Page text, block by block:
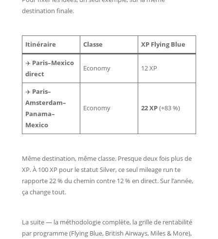
destination finale.
Itinéraire Classe XP Flying Blue
✈️ Paris–Mexico
direct
Economy 12 XP
✈️ Paris–
Amsterdam–
Panama–
Mexico
Economy 22 XP(+83 %)
Même destination, même classe. Presque deux fois plus de
XP. À 100 XP pour le statut Silver, ce seul mileage run te
rapporte 22 % du chemin contre 12 % en direct. Sur l’année,
ça change tout.
La suite — la méthodologie complète, la grille de rentabilité
par programme (Flying Blue, British Airways, Miles & More),